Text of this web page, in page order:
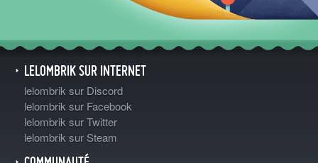
LELOMBRIK SUR INTERNET
lelombrik sur Discord
lelombrik sur Facebook
lelombrik sur Twitter
lelombrik sur Steam